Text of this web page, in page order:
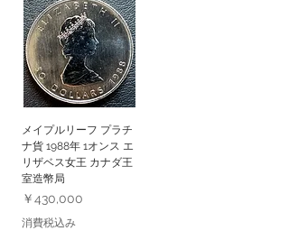
メイプルリーフ プラチ
ナ貨 1988年 1オンス エ
リザベス女王 カナダ王
室造幣局
価格
￥430,000
消費税込み